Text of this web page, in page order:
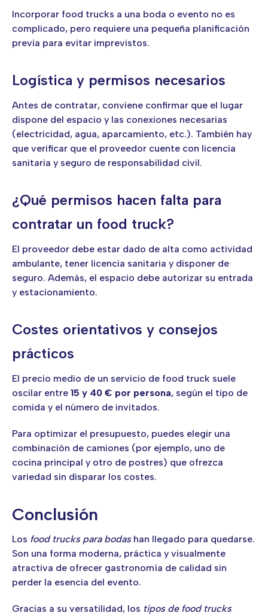
Incorporar food trucks a una boda o evento no es
complicado, pero requiere una pequeña planificación
previa para evitar imprevistos.
Logística y permisos necesarios
Antes de contratar, conviene confirmar que el lugar
dispone del espacio y las conexiones necesarias
(electricidad, agua, aparcamiento, etc.). También hay
que verificar que el proveedor cuente con licencia
sanitaria y seguro de responsabilidad civil.
¿Qué permisos hacen falta para
contratar un food truck?
El proveedor debe estar dado de alta como actividad
ambulante, tener licencia sanitaria y disponer de
seguro. Además, el espacio debe autorizar su entrada
y estacionamiento.
Costes orientativos y consejos
prácticos
El precio medio de un servicio de food truck suele
oscilar entre 15 y 40 € por persona, según el tipo de
comida y el número de invitados.
Para optimizar el presupuesto, puedes elegir una
combinación de camiones (por ejemplo, uno de
cocina principal y otro de postres) que ofrezca
variedad sin disparar los costes.
Conclusión
Los food trucks para bodashan llegado para quedarse.
Son una forma moderna, práctica y visualmente
atractiva de ofrecer gastronomía de calidad sin
perder la esencia del evento.
Gracias a su versatilidad, los tipos de food trucks